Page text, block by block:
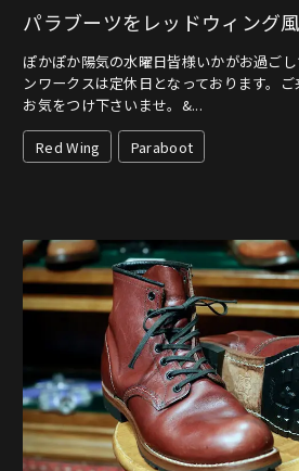
パラブーツをレッドウィング
ぽかぽか陽気の水曜日皆様いかがお過ご
ンワークスは定休日となっております。ご
お気をつけ下さいませ。&...
Red Wing Paraboot